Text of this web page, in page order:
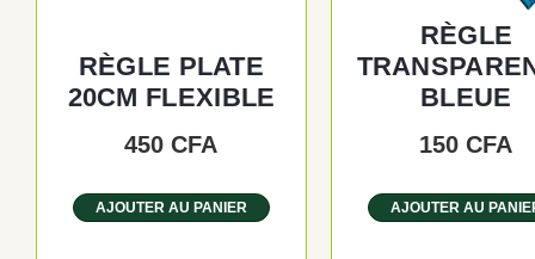
RÈGLE PLATE
20CM FLEXIBLE
450CFA
AJOUTER AU PANIER
RÈGLE
BLEUE
150CFA
AJOUTER AU